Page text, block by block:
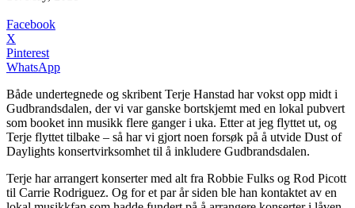
Facebook
X
Pinterest
WhatsApp
Både undertegnede og skribent Terje Hanstad har vokst opp midt i
Gudbrandsdalen, der vi var ganske bortskjemt med en lokal pubvert
som booket inn musikk flere ganger i uka. Etter at jeg flyttet ut, og
Terje flyttet tilbake – så har vi gjort noen forsøk på å utvide Dust of
Daylights konsertvirksomhet til å inkludere Gudbrandsdalen.
Terje har arrangert konserter med alt fra Robbie Fulks og Rod Picott
til Carrie Rodriguez. Og for et par år siden ble han kontaktet av en